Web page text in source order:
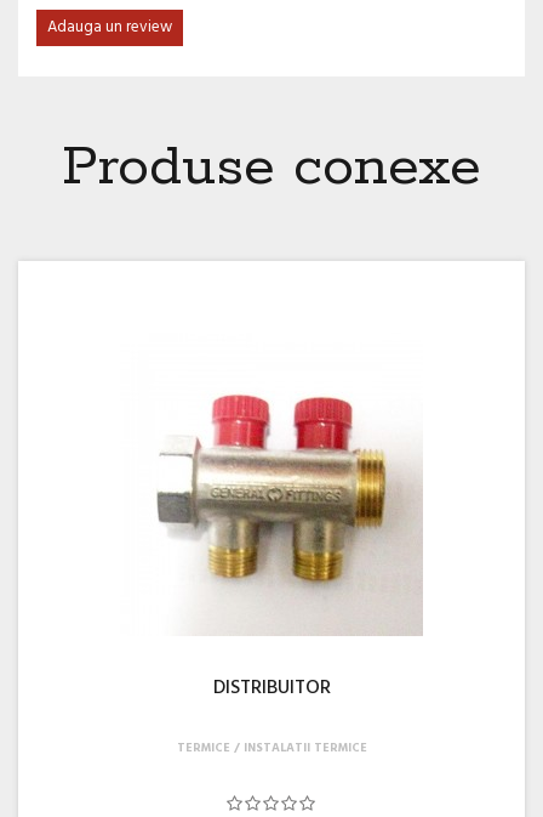
Adauga un review
Produse conexe
DISTRIBUITOR
TERMICE INSTALATII TERMICE